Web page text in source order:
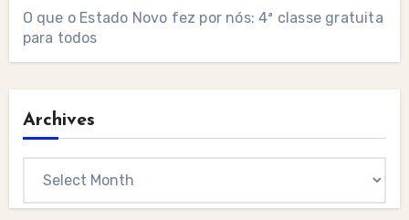
O que o Estado Novo fez por nós: 4ª classe gratuita
para todos
Archives